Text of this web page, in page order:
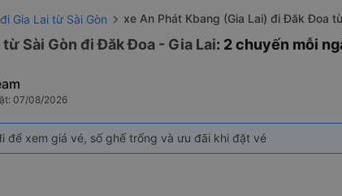
Gia Lai từ Sài Gòn xe An Phát Kbang (Gia Lai) đi Đăk Đoa
Sài Gòn đi Đăk Đoa - Gia Lai: 2 chuyến mỗi
07/08/2026
để xem giá vé, số ghế trống và ưu đãi khi đặt vé